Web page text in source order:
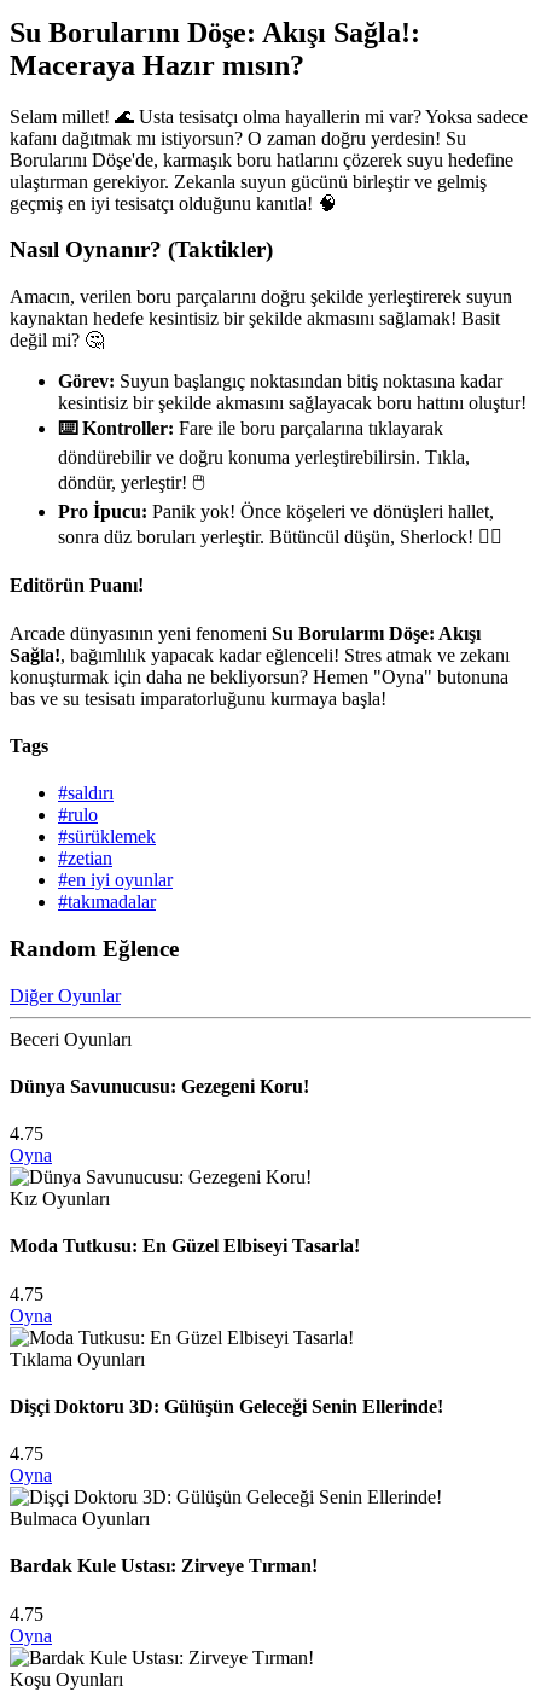
Su Borularını Döşe: Akışı Sağla!:
Maceraya Hazır mısın?
Selam millet! 🌊 Usta tesisatçı olma hayallerin mi var? Yoksa sadece
kafanı dağıtmak mı istiyorsun? O zaman doğru yerdesin! Su
Borularını Döşe'de, karmaşık boru hatlarını çözerek suyu hedefine
ulaştırman gerekiyor. Zekanla suyun gücünü birleştir ve gelmiş
geçmiş en iyi tesisatçı olduğunu kanıtla! 🧠
Nasıl Oynanır? (Taktikler)
Amacın, verilen boru parçalarını doğru şekilde yerleştirerek suyun
kaynaktan hedefe kesintisiz bir şekilde akmasını sağlamak! Basit
değil mi? 🤔
Görev: Suyun başlangıç noktasından bitiş noktasına kadar
kesintisiz bir şekilde akmasını sağlayacak boru hattını oluştur!
⌨️ Kontroller: Fare ile boru parçalarına tıklayarak
döndürebilir ve doğru konuma yerleştirebilirsin. Tıkla,
döndür, yerleştir! 🖱️
Pro İpucu: Panik yok! Önce köşeleri ve dönüşleri hallet,
sonra düz boruları yerleştir. Bütüncül düşün, Sherlock! 🕵️‍♂️
Editörün Puanı!
Arcade dünyasının yeni fenomeni Su Borularını Döşe: Akışı
Sağla!, bağımlılık yapacak kadar eğlenceli! Stres atmak ve zekanı
konuşturmak için daha ne bekliyorsun? Hemen "Oyna" butonuna
bas ve su tesisatı imparatorluğunu kurmaya başla!
Tags
#saldırı
#rulo
#sürüklemek
#zetian
#en iyi oyunlar
#takımadalar
Random Eğlence
Diğer Oyunlar
Beceri Oyunları
Dünya Savunucusu: Gezegeni Koru!
4.75
Oyna
Kız Oyunları
Moda Tutkusu: En Güzel Elbiseyi Tasarla!
4.75
Oyna
Tıklama Oyunları
Dişçi Doktoru 3D: Gülüşün Geleceği Senin Ellerinde!
4.75
Oyna
Bulmaca Oyunları
Bardak Kule Ustası: Zirveye Tırman!
4.75
Oyna
Koşu Oyunları